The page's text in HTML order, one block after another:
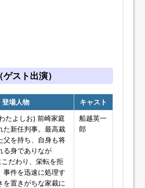
スト出演）
登場人物
キャスト
たよしお) 前崎家庭
た新任判事。最高裁
父を持ち、自身も将
る身でありなが
こだわり、栄転を拒
事件を迅速に処理す
を置きがちな家裁に
船越英一
郎